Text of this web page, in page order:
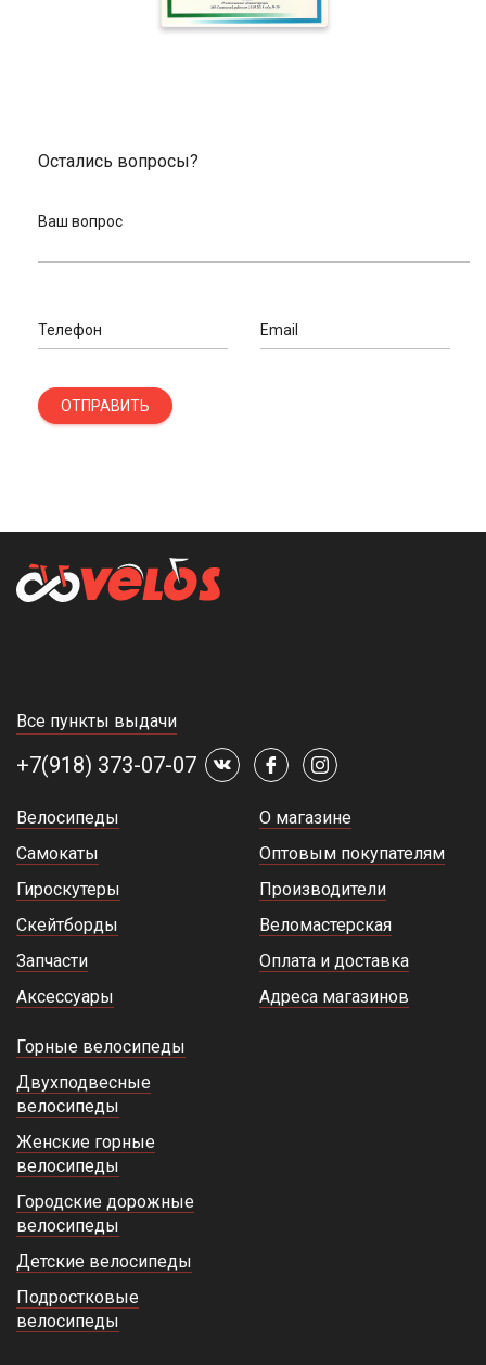
готовые проконсультировать.
Кубани или в вашем городе и оформите доставку.
компаний принимаем оплату картой. При самовывозе можете
обработает запрос и перезвонит в удобное для вас время.
Остались вопросы?
Ваш вопрос
Телефон Email
ОТПРАВИТЬ
Все пункты выдачи
+7(918) 373-07-07
Велосипеды
Самокаты
Гироскутеры
Скейтборды
Запчасти
Аксессуары
О магазине
Оптовым покупателям
Производители
Веломастерская
Оплата и доставка
Адреса магазинов
Горные велосипеды
Двухподвесные
велосипеды
Женские горные
велосипеды
Городские дорожные
велосипеды
Детские велосипеды
Подростковые
велосипеды